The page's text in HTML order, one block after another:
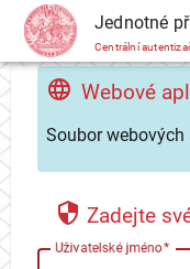
CAS Jednotné
Centrální
Webové
Soubor webových
Zadejte
Uživatelské jméno